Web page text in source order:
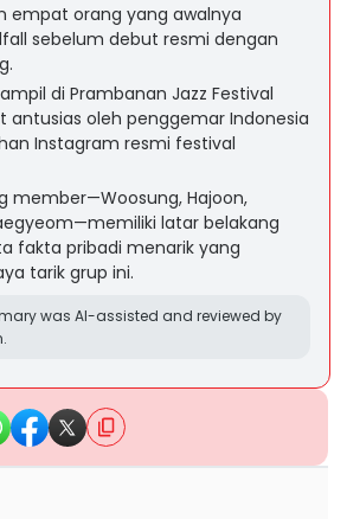
empat orang yang awalnya
sebelum debut resmi dengan
di Prambanan Jazz Festival
antusias oleh penggemar Indonesia
Instagram resmi festival
member—Woosung, Hajoon,
latar belakang
fakta pribadi menarik yang
tarik grup ini.
was AI-assisted and reviewed by